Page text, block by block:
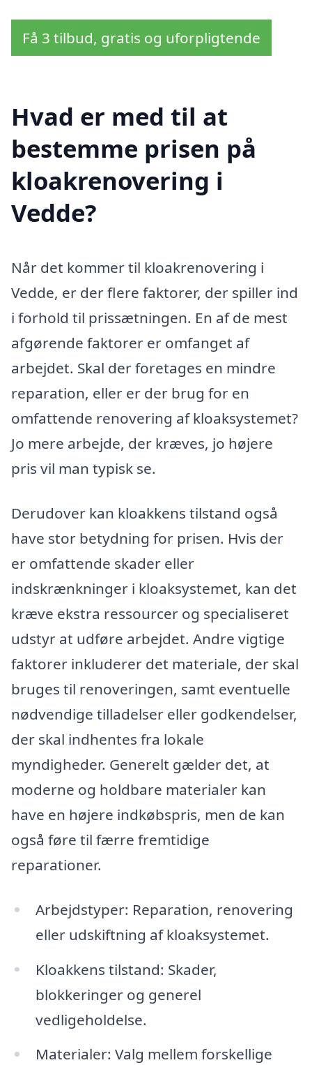
Få 3 tilbud, gratis og uforpligtende
Hvad er med til at
bestemme prisen på
kloakrenovering i
Vedde?
Når det kommer til kloakrenovering i
Vedde, er der flere faktorer, der spiller ind
i forhold til prissætningen. En af de mest
afgørende faktorer er omfanget af
arbejdet. Skal der foretages en mindre
reparation, eller er der brug for en
omfattende renovering af kloaksystemet?
Jo mere arbejde, der kræves, jo højere
pris vil man typisk se.
Derudover kan kloakkens tilstand også
have stor betydning for prisen. Hvis der
er omfattende skader eller
indskrænkninger i kloaksystemet, kan det
kræve ekstra ressourcer og specialiseret
udstyr at udføre arbejdet. Andre vigtige
faktorer inkluderer det materiale, der skal
bruges til renoveringen, samt eventuelle
nødvendige tilladelser eller godkendelser,
der skal indhentes fra lokale
myndigheder. Generelt gælder det, at
moderne og holdbare materialer kan
have en højere indkøbspris, men de kan
også føre til færre fremtidige
reparationer.
Arbejdstyper: Reparation, renovering
eller udskiftning af kloaksystemet.
Kloakkens tilstand: Skader,
blokkeringer og generel
vedligeholdelse.
Materialer: Valg mellem forskellige